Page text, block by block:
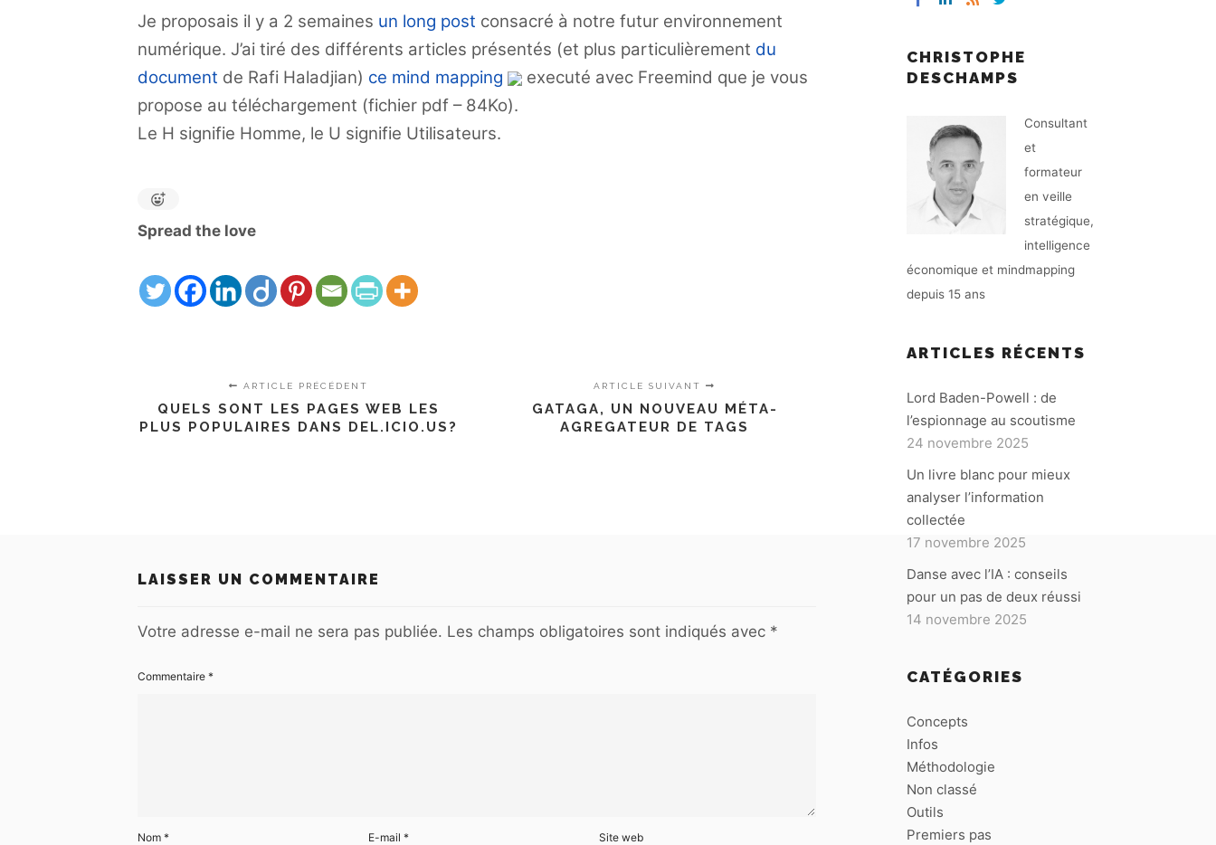
Je proposais il y a 2 semaines un long post consacré à notre futur environnement
numérique. J’ai tiré des différents articles présentés (et plus particulièrement du
document de Rafi Haladjian) ce mind mapping
executé avec Freemind que je vous
propose au téléchargement (fichier pdf – 84Ko).
Le H signifie Homme, le U signifie Utilisateurs.
Spread the love
ARTICLE PRÉCÉDENT
QUELS SONT LES PAGES WEB LES
PLUS POPULAIRES DANS DEL.ICIO.US?
ARTICLE SUIVANT
GATAGA, UN NOUVEAU MÉTA-
AGREGATEUR DE TAGS
LAISSER UN COMMENTAIRE
Votre adresse e-mail ne sera pas publiée. Les champs obligatoires sont indiqués avec *
Commentaire *
Nom * E-mail * Site web
CHRISTOPHE
DESCHAMPS
Consultant
et
formateur
en veille
stratégique,
intelligence
économique et mindmapping
depuis 15 ans
ARTICLES RÉCENTS
Lord Baden-Powell : de
l’espionnage au scoutisme
24 novembre 2025
Un livre blanc pour mieux
analyser l’information
collectée
17 novembre 2025
Danse avec l’IA : conseils
pour un pas de deux réussi
14 novembre 2025
CATÉGORIES
Concepts
Infos
Méthodologie
Non classé
Outils
Premiers pas